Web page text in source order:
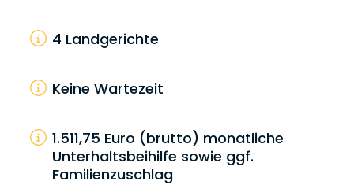
4 Landgerichte
Keine Wartezeit
1.511,75 Euro (brutto) monatliche
Unterhaltsbeihilfe sowie ggf.
Familienzuschlag